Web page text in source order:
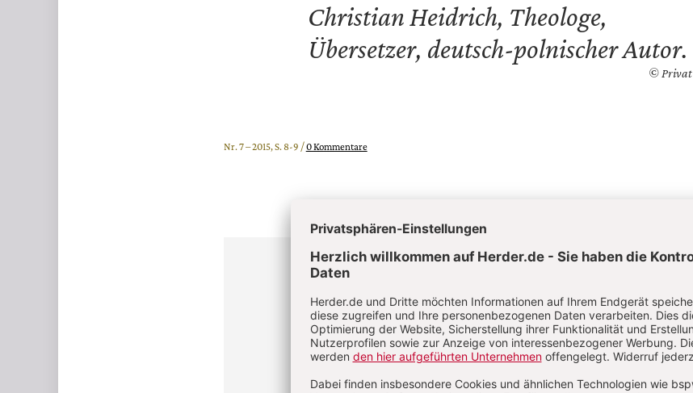
Christian Heidrich, Theologe,
Übersetzer, deutsch-polnischer Autor.
© Privat
Nr. 7 – 2015, S. 8-9 /0 Kommentare